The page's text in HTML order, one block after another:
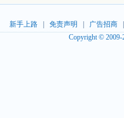
新手上路| 免责声明 广告招商
Copyright ©